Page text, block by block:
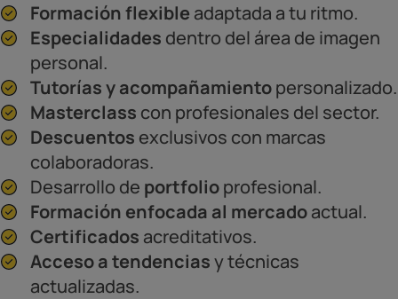
Formación flexible adaptada a tu ritmo.
Especialidades dentro del área de imagen
personal.
Tutorías y acompañamientopersonalizado.
Masterclass con profesionales del sector.
Descuentos exclusivos con marcas
colaboradoras.
Desarrollo de portfolioprofesional.
Formación enfocada al mercadoactual.
Certificados acreditativos.
Acceso a tendenciasy técnicas
actualizadas.